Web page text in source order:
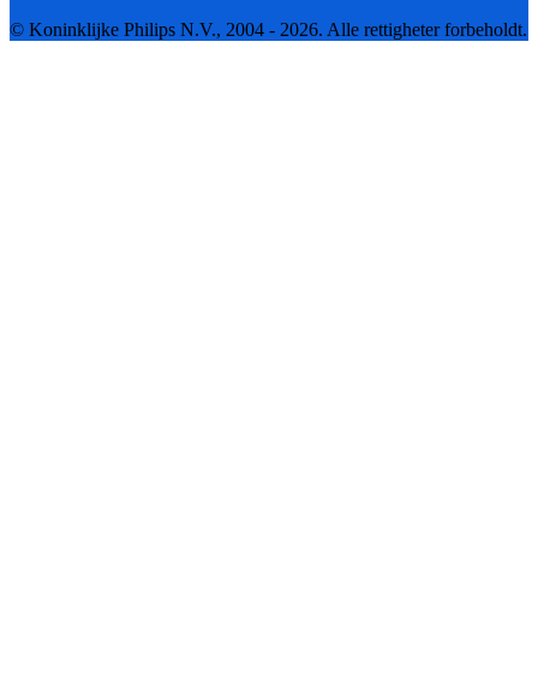
© Koninklijke Philips N.V., 2004 - 2026. Alle rettigheter forbeholdt.